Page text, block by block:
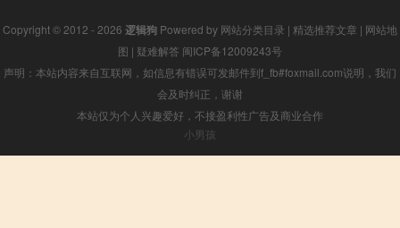
Copyright © 2012 - 2026 逻辑狗 Powered by 网站分类目录 | 精选推荐文章 | 网站地
图 | 疑难解答 闽ICP备12009243号
声明：本站内容来自互联网，如信息有错误可发邮件到f_fb#foxmail.com说明，我们
会及时纠正，谢谢
本站仅为个人兴趣爱好，不接盈利性广告及商业合作
小男孩